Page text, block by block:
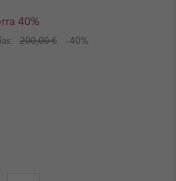
40%
200,00 € -40%